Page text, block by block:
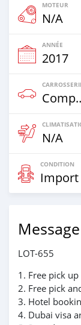
MOTEUR
N/A
ANNÉE
2017
N/A
CONDITION
Import
LOT-655
1. Free pick
2. Free pick
3. Hotel
4. Dubai visa